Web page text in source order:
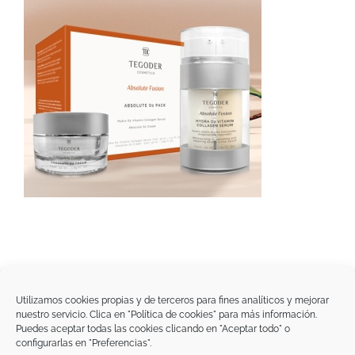
Utilizamos cookies propias y de terceros para fines analíticos y mejorar
nuestro servicio. Clica en "Política de cookies" para más información.
Puedes aceptar todas las cookies clicando en "Aceptar todo" o
configurarlas en "Preferencias".
Tegoder Cosmetics
48170 Zamudio (Bizkaia) - España
Tel. +34 94 454 42 00